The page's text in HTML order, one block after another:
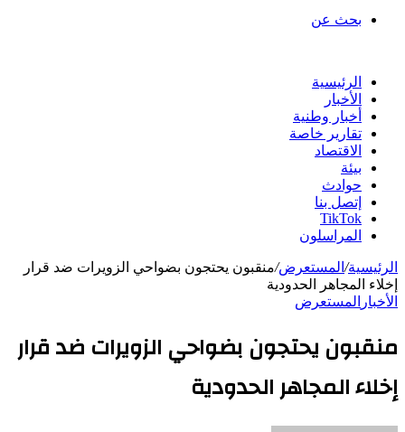
بحث عن
الرئيسية
الأخبار
أخبار وطنية
تقارير خاصة
الاقتصاد
بيئة
حوادث
إتصل بنا
TikTok
المراسلون
الرئيسية/ المستعرض/منقبون يحتجون بضواحي الزويرات ضد قرار
إخلاء المجاهر الحدودية
الأخبار المستعرض
منقبون يحتجون بضواحي الزويرات ضد قرار
إخلاء المجاهر الحدودية